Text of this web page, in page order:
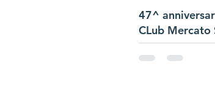
47^
CLub Mercato
Severino/
Campana/